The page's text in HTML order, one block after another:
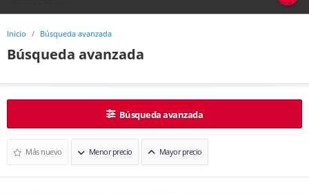
Inicio Búsqueda avanzada
Búsqueda avanzada
Búsqueda avanzada
Más nuevo Menor precio Mayor precio